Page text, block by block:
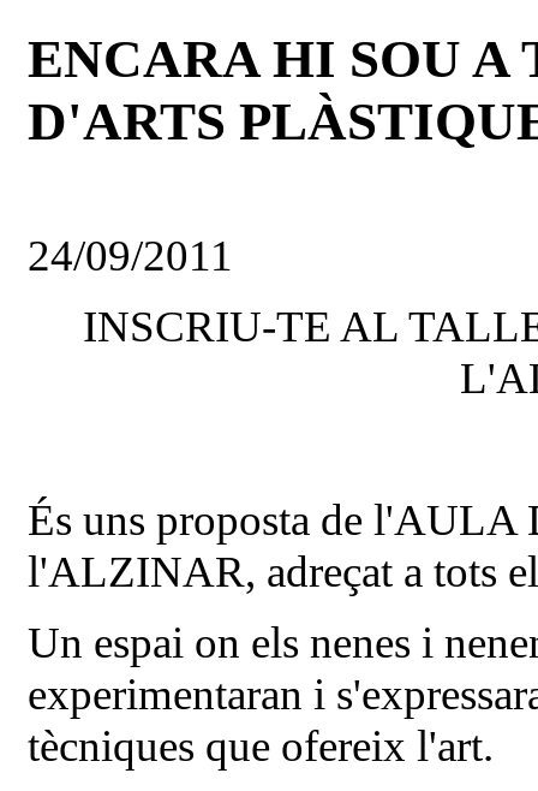
ENCARA HI SOU A
D'ARTS
24/09/2011
INSCRIU-TE AL
És uns proposta de
l'ALZINAR, adreçat a tots
Un espai on els nenes i
experimentaran i
tècniques que ofereix l'art.